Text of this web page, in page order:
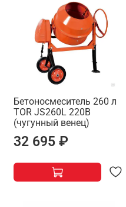
Бетоносмеситель 260 л
TOR JS260L 220В
(чугунный венец)
32 695 ₽